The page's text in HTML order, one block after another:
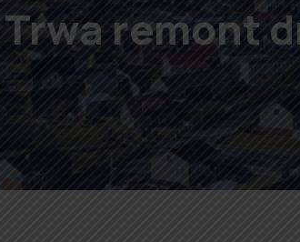
Trwa remont